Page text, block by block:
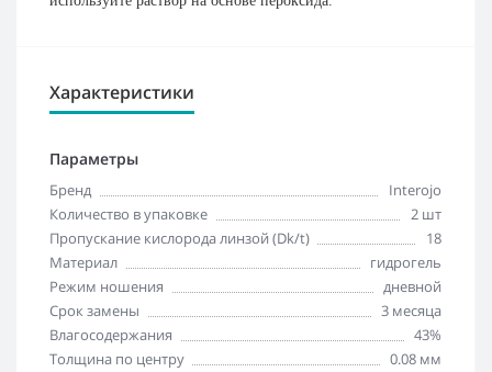
Характеристики
Параметры
Бренд
Interojo
Количество в упаковке
2 шт
Пропускание кислорода линзой (Dk/t)
18
Материал
гидрогель
Режим ношения
дневной
Срок замены
3 месяца
Влагосодержания
43%
Толщина по центру
0.08 мм